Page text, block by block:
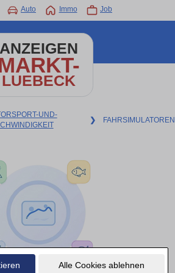
Alle Cookies ablehnen
Auto Immo Job
ANZEIGEN
LUEBECK
UND-
❯ FAHRSIMULATOREN